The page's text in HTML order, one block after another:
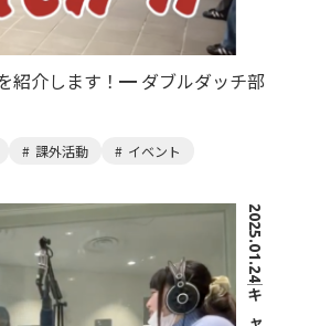
紹介します！━ ダブルダッチ部
課外活動
イベント
2025.01.24
｜